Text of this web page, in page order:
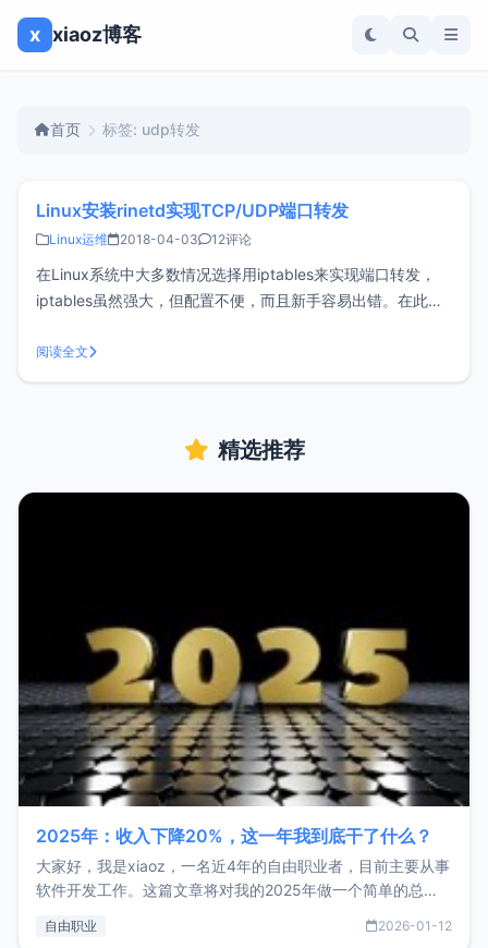
x xiaoz博客
首页 标签: udp转发
Linux安装rinetd实现TCP/UDP端口转发
Linux运维 2018-04-03 12评论
在Linux系统中大多数情况选择用iptables来实现端口转发，
iptables虽然强大，但配置不便，而且新手容易出错。在此分
置也很简单。安装rinetd这篇文章以CentOS 7为例，复制下面
的命令输入，一行一个：#安装依赖
阅读全文
精选推荐
2025年：收入下降20%，这一年我到底干了什么？
大家好，我是xiaoz，一名近4年的自由职业者，目前主要从事
软件开发工作。这篇文章将对我的2025年做一个简单的总
收入下降20%，但却过得很充实，2026年不求突破，但求保
自由职业 2026-01-12